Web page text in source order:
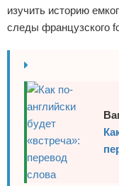
изучить историю
следы французского